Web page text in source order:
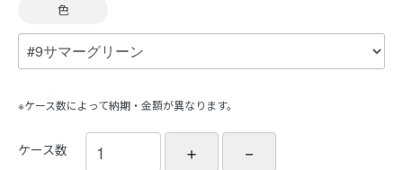
色
※ケース数によって納期・金額が異なります。
ケース数